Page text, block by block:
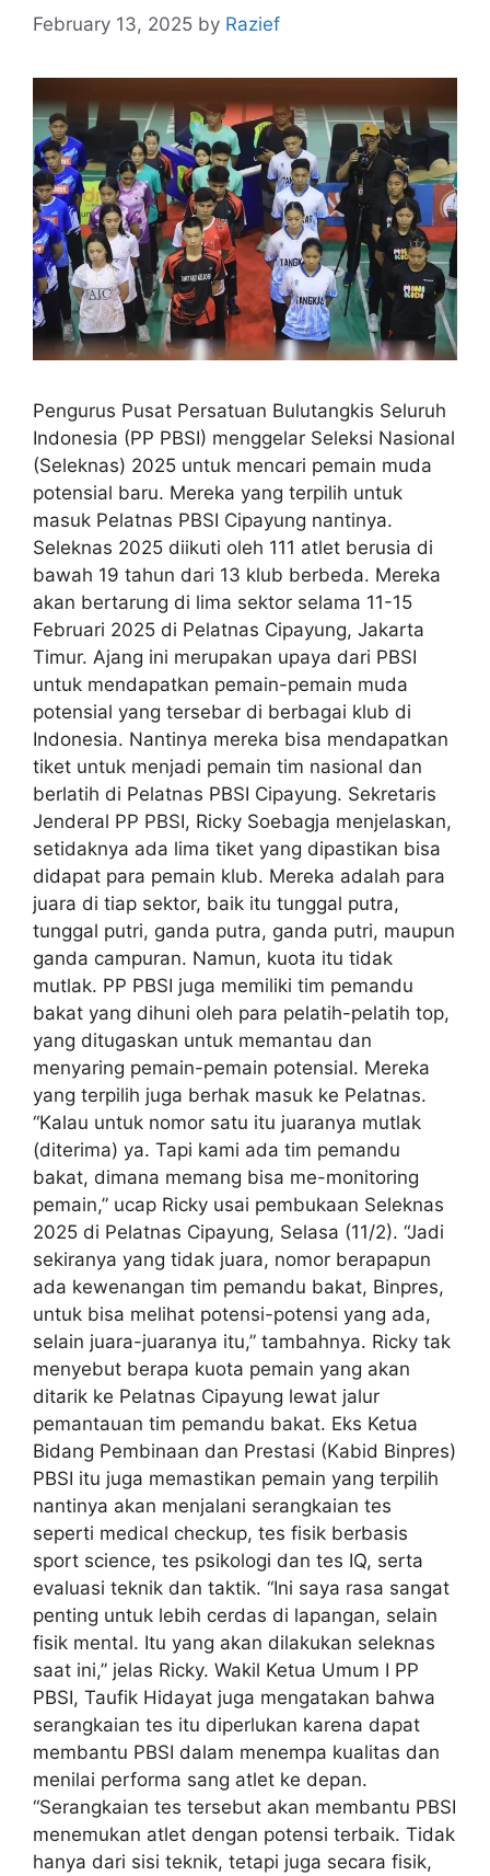
February 13, 2025 by Razief
Pengurus Pusat Persatuan Bulutangkis Seluruh
Indonesia (PP PBSI) menggelar Seleksi Nasional
(Seleknas) 2025 untuk mencari pemain muda
potensial baru. Mereka yang terpilih untuk
masuk Pelatnas PBSI Cipayung nantinya.
Seleknas 2025 diikuti oleh 111 atlet berusia di
bawah 19 tahun dari 13 klub berbeda. Mereka
akan bertarung di lima sektor selama 11-15
Februari 2025 di Pelatnas Cipayung, Jakarta
Timur. Ajang ini merupakan upaya dari PBSI
untuk mendapatkan pemain-pemain muda
potensial yang tersebar di berbagai klub di
Indonesia. Nantinya mereka bisa mendapatkan
tiket untuk menjadi pemain tim nasional dan
berlatih di Pelatnas PBSI Cipayung. Sekretaris
Jenderal PP PBSI, Ricky Soebagja menjelaskan,
setidaknya ada lima tiket yang dipastikan bisa
didapat para pemain klub. Mereka adalah para
juara di tiap sektor, baik itu tunggal putra,
tunggal putri, ganda putra, ganda putri, maupun
ganda campuran. Namun, kuota itu tidak
mutlak. PP PBSI juga memiliki tim pemandu
bakat yang dihuni oleh para pelatih-pelatih top,
yang ditugaskan untuk memantau dan
menyaring pemain-pemain potensial. Mereka
yang terpilih juga berhak masuk ke Pelatnas.
“Kalau untuk nomor satu itu juaranya mutlak
(diterima) ya. Tapi kami ada tim pemandu
bakat, dimana memang bisa me-monitoring
pemain,” ucap Ricky usai pembukaan Seleknas
2025 di Pelatnas Cipayung, Selasa (11/2). “Jadi
sekiranya yang tidak juara, nomor berapapun
ada kewenangan tim pemandu bakat, Binpres,
untuk bisa melihat potensi-potensi yang ada,
selain juara-juaranya itu,” tambahnya. Ricky tak
menyebut berapa kuota pemain yang akan
ditarik ke Pelatnas Cipayung lewat jalur
pemantauan tim pemandu bakat. Eks Ketua
Bidang Pembinaan dan Prestasi (Kabid Binpres)
PBSI itu juga memastikan pemain yang terpilih
nantinya akan menjalani serangkaian tes
seperti medical checkup, tes fisik berbasis
sport science, tes psikologi dan tes IQ, serta
evaluasi teknik dan taktik. “Ini saya rasa sangat
penting untuk lebih cerdas di lapangan, selain
fisik mental. Itu yang akan dilakukan seleknas
saat ini,” jelas Ricky. Wakil Ketua Umum I PP
PBSI, Taufik Hidayat juga mengatakan bahwa
serangkaian tes itu diperlukan karena dapat
membantu PBSI dalam menempa kualitas dan
menilai performa sang atlet ke depan.
“Serangkaian tes tersebut akan membantu PBSI
menemukan atlet dengan potensi terbaik. Tidak
hanya dari sisi teknik, tetapi juga secara fisik,